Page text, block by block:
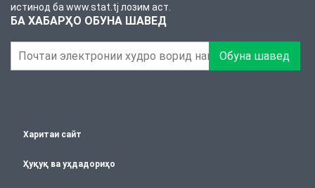
истинод ба www.stat.tj лозим аст.
БА ХАБАРҲО ОБУНА ШАВЕД
Обуна шавед
Харитаи сайт
Ҳуқуқ ва уҳдадориҳо